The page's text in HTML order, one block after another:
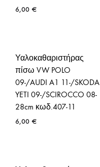
6,00 €
Υαλοκαθαριστήρας
πίσω VW POLO
09-/AUDI A1 11-/SKODA
YETI 09-/SCIROCCO 08-
28cm κωδ.407-11
6,00 €